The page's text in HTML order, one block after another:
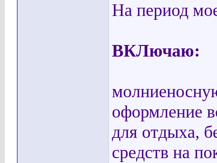
На период
ВКЛючаю:
оформление
для отдыха,
средств на